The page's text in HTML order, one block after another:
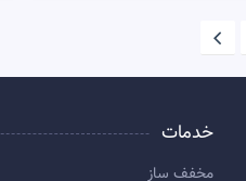
خدمات
مخفف ساز